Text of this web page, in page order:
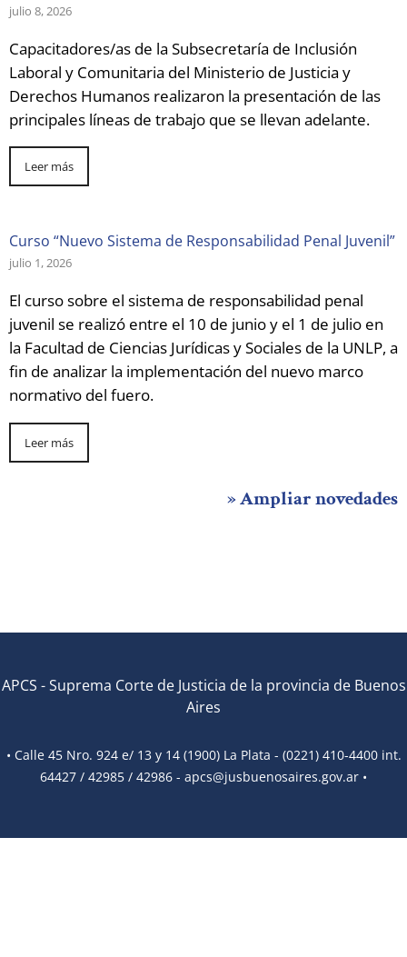
julio 8, 2026
Capacitadores/as de la Subsecretaría de Inclusión
Laboral y Comunitaria del Ministerio de Justicia y
Derechos Humanos realizaron la presentación de las
principales líneas de trabajo que se llevan adelante.
Leer más
Curso “Nuevo Sistema de Responsabilidad Penal Juvenil”
julio 1, 2026
El curso sobre el sistema de responsabilidad penal
juvenil se realizó entre el 10 de junio y el 1 de julio en
la Facultad de Ciencias Jurídicas y Sociales de la UNLP, a
fin de analizar la implementación del nuevo marco
normativo del fuero.
Leer más
» Ampliar novedades
APCS -Suprema Corte de Justicia de la provincia de Buenos
Aires
• Calle 45 Nro. 924 e/ 13 y 14 (1900) La Plata - (0221) 410-4400 int.
64427 / 42985 / 42986 - apcs@jusbuenosaires.gov.ar •